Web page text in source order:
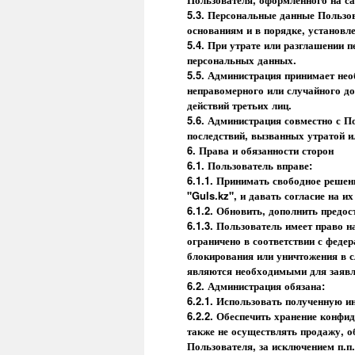
5.3. Персональные данные
основаниям и в порядке,
5.4. При утрате или разглашении
персональных данных.
5.5. Администрация принимает
неправомерного или случайного
действий третьих лиц.
5.6. Администрация совместно с
последствий, вызванных утратой
6. Права и обязанности сторон
6.1. Пользователь вправе:
6.1.1. Принимать свободное
"Guls.kz", и давать согласие на
6.1.2. Обновить, дополнить
6.1.3. Пользователь имеет право
ограничено в соответствии с
блокирования или уничтожения в
являются необходимыми для
6.2. Администрация обязана:
6.2.1. Использовать полученную
6.2.2. Обеспечить хранение
также не осуществлять продажу,
Пользователя, за исключением